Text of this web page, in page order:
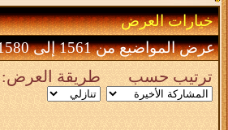
خيارات العرض
عرض المواضيع من 1561 إلى 1580 من 1626
ترتيب حسب طريقة العرض: